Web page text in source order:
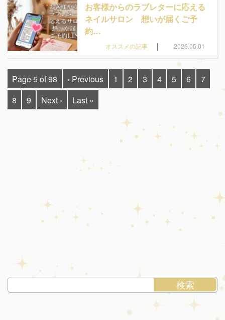
お客様からのラブレターに応える
ネイルサロン 想いが届くご予
約…
オススメの記事 | 2026.05.01
Page 5 of 98 ‹ Previous 1 2 3 4 5 6
7
8
9 Next › Last »